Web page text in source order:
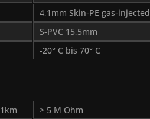
4,1mm Skin-PE gas-injected
S-PVC 15,5mm
-20° C bis 70° C
> 5 M Ohm